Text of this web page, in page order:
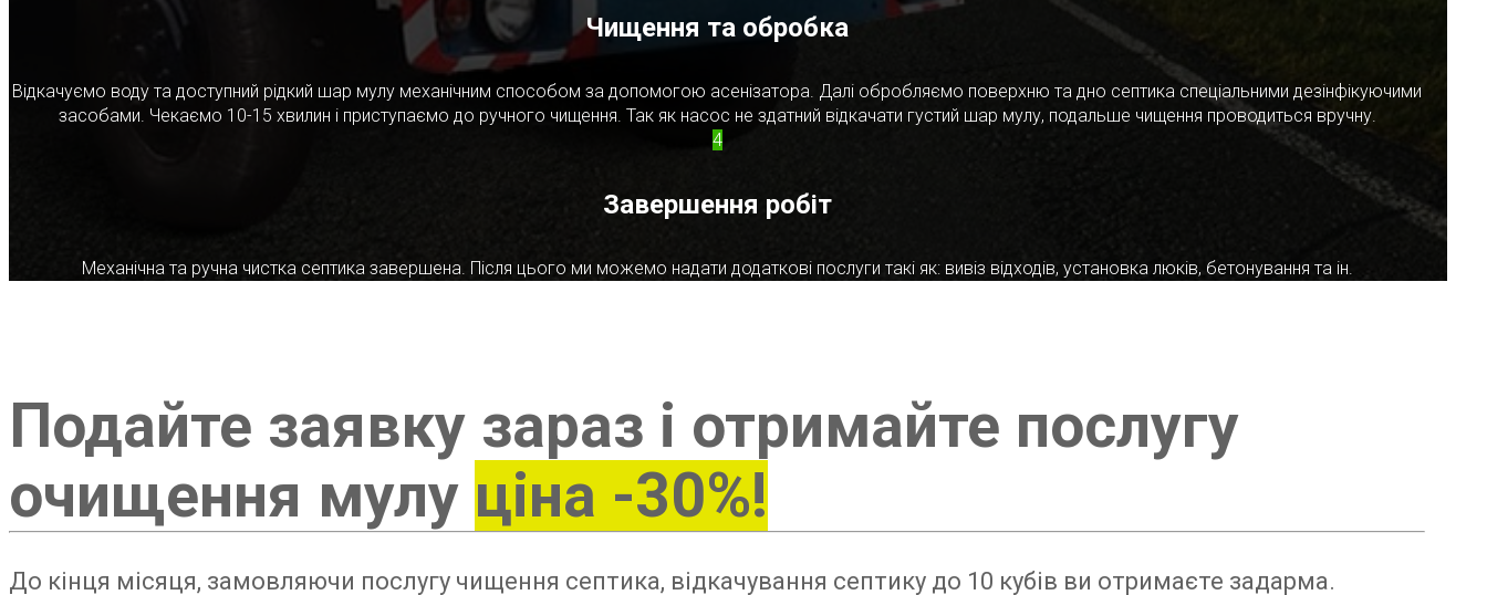
Чищення та обробка
Відкачуємо воду та доступний рідкий шар мулу механічним способом за допомогою асенізатора. Далі обробляємо поверхню та дно септика спеціальними дезінфікуючими
засобами. Чекаємо 10-15 хвилин і приступаємо до ручного чищення. Так як насос не здатний відкачати густий шар мулу, подальше чищення проводиться вручну.
4
Завершення робіт
Механічна та ручна чистка септика завершена. Після цього ми можемо надати додаткові послуги такі як: вивіз відходів, установка люків, бетонування та ін.
Подайте заявку зараз і отримайте послугу
очищення мулу ціна -30%!
До кінця місяця, замовляючи послугу чищення септика, відкачування септику до 10 кубів ви отримаєте задарма.